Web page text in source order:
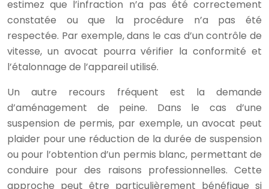
estimez que l’infraction n’a pas été correctement
constatée ou que la procédure n’a pas été
respectée. Par exemple, dans le cas d’un contrôle de
vitesse, un avocat pourra vérifier la conformité et
l’étalonnage de l’appareil utilisé.
Un autre recours fréquent est la demande
d’aménagement de peine. Dans le cas d’une
suspension de permis, par exemple, un avocat peut
plaider pour une réduction de la durée de suspension
ou pour l’obtention d’un permis blanc, permettant de
conduire pour des raisons professionnelles. Cette
approche peut être particulièrement bénéfique si